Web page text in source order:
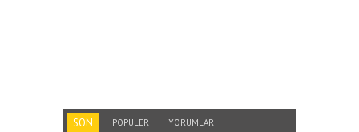
SON POPÜLER YORUMLAR